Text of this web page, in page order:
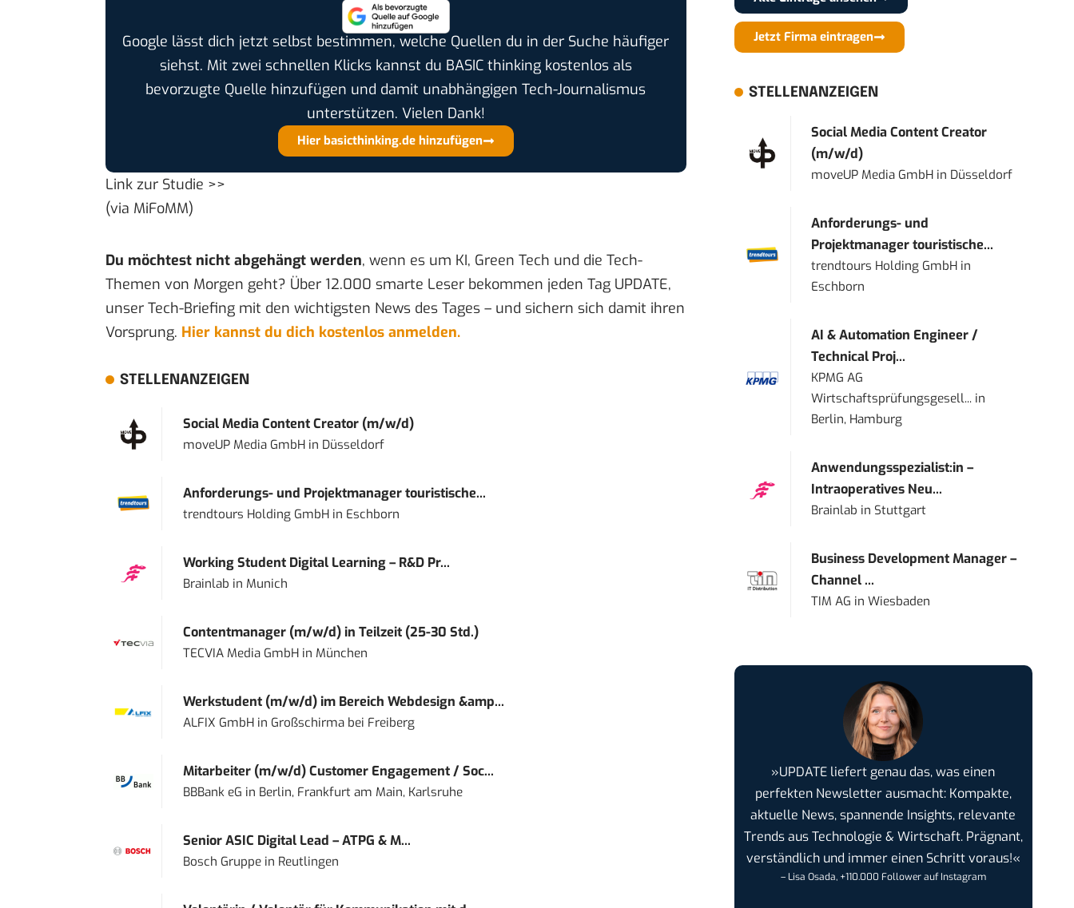
Google lässt dich jetzt selbst bestimmen, welche Quellen du in der Suche häufiger
siehst. Mit zwei schnellen Klicks kannst du BASIC thinking kostenlos als
bevorzugte Quelle hinzufügen und damit unabhängigen Tech-Journalismus
unterstützen. Vielen Dank!
Hier basicthinking.de hinzufügen
Link zur Studie >>
(via MiFoMM)
Du möchtest nicht abgehängt werden, wenn es um KI, Green Tech und die Tech-
Themen von Morgen geht? Über 12.000 smarte Leser bekommen jeden Tag UPDATE,
unser Tech-Briefing mit den wichtigsten News des Tages – und sichern sich damit ihren
Vorsprung. Hier kannst du dich kostenlos anmelden.
STELLENANZEIGEN
Social Media Content Creator (m/w/d)
moveUP Media GmbHin Düsseldorf
Anforderungs- und Projektmanager touristische...
trendtours Holding GmbHin Eschborn
Working Student Digital Learning – R&D Pr...
Brainlab in Munich
Contentmanager (m/w/d) in Teilzeit (25-30 Std.)
TECVIA Media GmbHin München
Werkstudent (m/w/d) im Bereich Webdesign &amp...
ALFIX GmbHin Großschirma bei Freiberg
Mitarbeiter (m/w/d) Customer Engagement / Soc...
BBBank eG in Berlin, Frankfurt am Main, Karlsruhe
Senior ASIC Digital Lead – ATPG & M...
Bosch Gruppein Reutlingen
Jetzt Firma eintragen
STELLENANZEIGEN
Social Media Content Creator
(m/w/d)
moveUP Media GmbH in Düsseldorf
Anforderungs- und
Projektmanager touristische...
trendtours Holding GmbH in
Eschborn
AI & Automation Engineer /
Technical Proj...
KPMG AG
Wirtschaftsprüfungsgesell... in
Berlin, Hamburg
Anwendungsspezialist:in –
Intraoperatives Neu...
Brainlab in Stuttgart
Business Development Manager –
Channel ...
TIM AG inWiesbaden
»UPDATE liefert genau das, was einen
perfekten Newsletter ausmacht: Kompakte,
aktuelle News, spannende Insights, relevante
Trends aus Technologie & Wirtschaft. Prägnant,
verständlich und immer einen Schritt voraus!«
– Lisa Osada, +110.000 Follower auf Instagram